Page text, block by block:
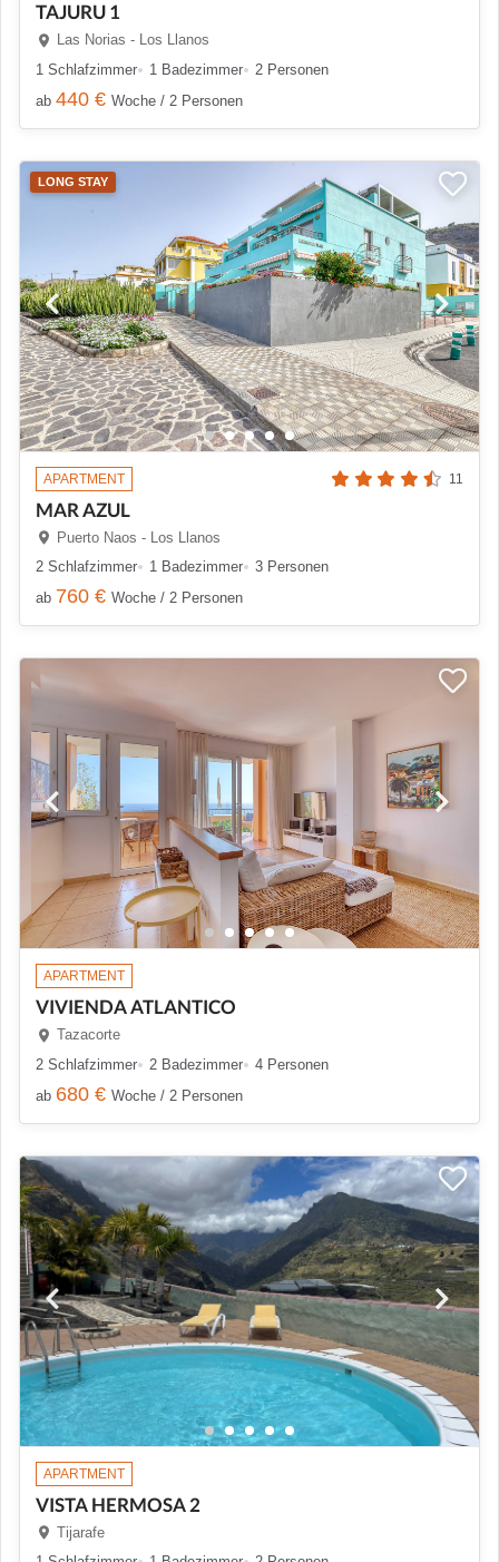
TAJURU 1
Las Norias - Los Llanos
1 Schlafzimmer
1 Badezimmer
2 Personen
ab 440 € Woche / 2 Personen
LONG STAY
APARTMENT 11
MAR AZUL
Puerto Naos - Los Llanos
2 Schlafzimmer
1 Badezimmer
3 Personen
ab 760 € Woche / 2 Personen
APARTMENT
VIVIENDA ATLANTICO
Tazacorte
2 Schlafzimmer
2 Badezimmer
4 Personen
ab 680 € Woche / 2 Personen
APARTMENT
VISTA HERMOSA 2
Tijarafe